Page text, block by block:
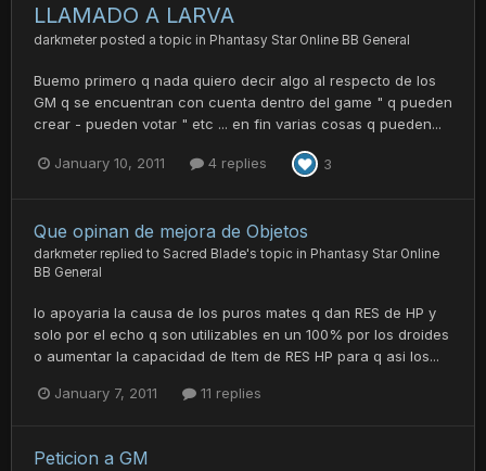
LLAMADO A LARVA
darkmeter posted a topic in Phantasy Star Online BB General
Buemo primero q nada quiero decir algo al respecto de los
GM q se encuentran con cuenta dentro del game " q pueden
crear - pueden votar " etc ... en fin varias cosas q pueden...
January 10, 2011 4 replies 3
Que opinan de mejora de Objetos
darkmeter replied to Sacred Blade's topic in Phantasy Star Online
BB General
Io apoyaria la causa de los puros mates q dan RES de HP y
solo por el echo q son utilizables en un 100% por los droides
o aumentar la capacidad de Item de RES HP para q asi los...
January 7, 2011 11 replies
Peticion a GM